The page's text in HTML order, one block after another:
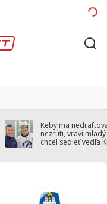
Keby ma
nezrúti, vraví mladý
chcel sedieť vedľa